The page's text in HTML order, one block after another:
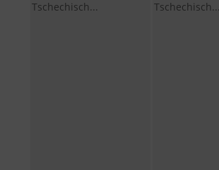
Tschechisch...
Tschechisch...